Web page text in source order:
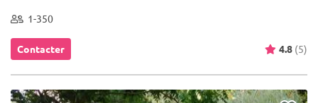
1-350
Contacter 4.8 (5)